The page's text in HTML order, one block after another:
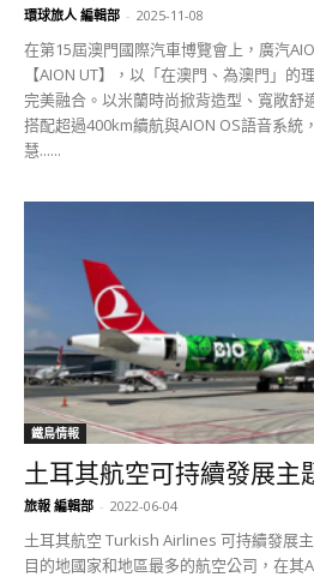
環球旅人 編輯部 - 2025-11-08
在第15屆澳門國際汽車博覽會上，廣汽
【AION UT】，以「在澳門、為澳門」
完美融合。以米蘭時尚掀背造型、寬敞舒
搭配超過400km續航與AION OS語音系統
慧......
鐵鳥情報
土耳其航空可持續發展主
旅報 編輯部 - 2022-06-04
土耳其航空 Turkish Airlines 可持續發展
目的地國家和地區最多的航空公司，在其